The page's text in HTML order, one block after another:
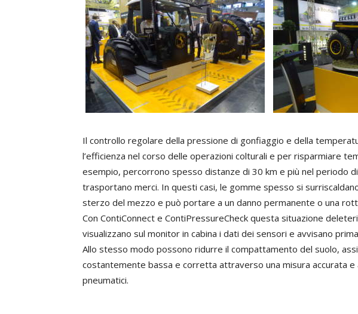
Il controllo regolare della pressione di gonfiaggio e della
l’efficienza nel corso delle operazioni colturali e per risparmiare
esempio, percorrono spesso distanze di 30 km e più nel periodo
trasportano merci. In questi casi, le gomme spesso si
sterzo del mezzo e può portare a un danno permanente o una
Con ContiConnect e ContiPressureCheck questa situazione
visualizzano sul monitor in cabina i dati dei sensori e avvisano
Allo stesso modo possono ridurre il compattamento del suolo,
costantemente bassa e corretta attraverso una misura accurata e
pneumatici.